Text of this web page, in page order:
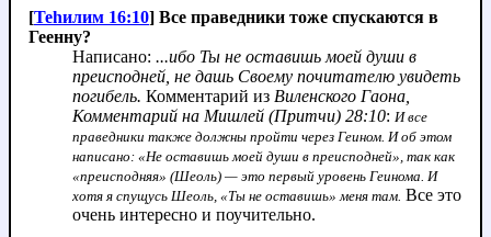
[Теhилим 16:10] Все праведники тоже спускаются в
Геенну?
Написано: ...ибо Ты не оставишь моей души в
преисподней, не дашь Своему почитателю увидеть
погибель. Комментарий из Виленского Гаона,
Комментарий на Мишлей (Притчи) 28:10: И все
праведники также должны пройти через Геином. И об этом
написано: «Не оставишь моей души в преисподней», так как
«преисподняя» (Шеоль) — это первый уровень Геинома. И
хотя я спущусь Шеоль, «Ты не оставишь» меня там. Все это
очень интересно и поучительно.